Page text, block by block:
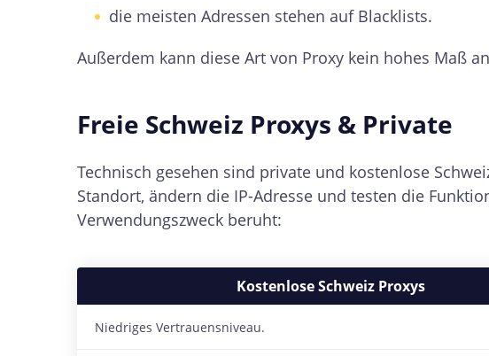
die meisten Adressen stehen auf Blacklists.
Außerdem kann diese Art von Proxy kein hohes Maß
Freie Schweiz Proxys & Private
Technisch gesehen sind private und kostenlose
Standort, ändern die IP-Adresse und testen die
Verwendungszweck beruht:
Kostenlose Schweiz Proxys
Niedriges Vertrauensniveau.